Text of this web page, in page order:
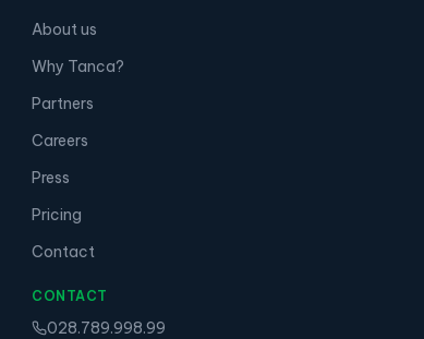
About us
Why Tanca?
Partners
Careers
Press
Pricing
Contact
CONTACT
028.789.998.99